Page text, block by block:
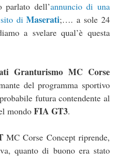
parlato dell’annuncio di una
sito diMaserati;…. a sole 24
a svelare qual’è questa
Granturismo MC Corse
del programma sportivo
futura contendente al
mondo FIA GT3.
MC Corse Concept riprende,
quanto di buono era stato